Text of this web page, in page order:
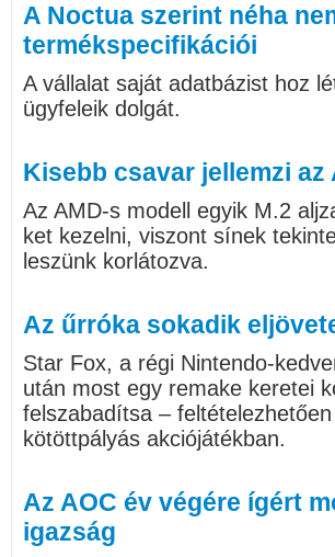
A Noctua szerint néha
termékspecifikációi
A vállalat saját adatbázist hoz
ügyfeleik dolgát.
Kisebb csavar jellemzi az
Az AMD-s modell egyik M.2
ket kezelni, viszont sínek
leszünk korlátozva.
Az űrróka sokadik
Star Fox, a régi Nintendo-
után most egy remake keretei
felszabadítsa –
kötöttpályás akciójátékban.
Az AOC év végére ígért
igazság